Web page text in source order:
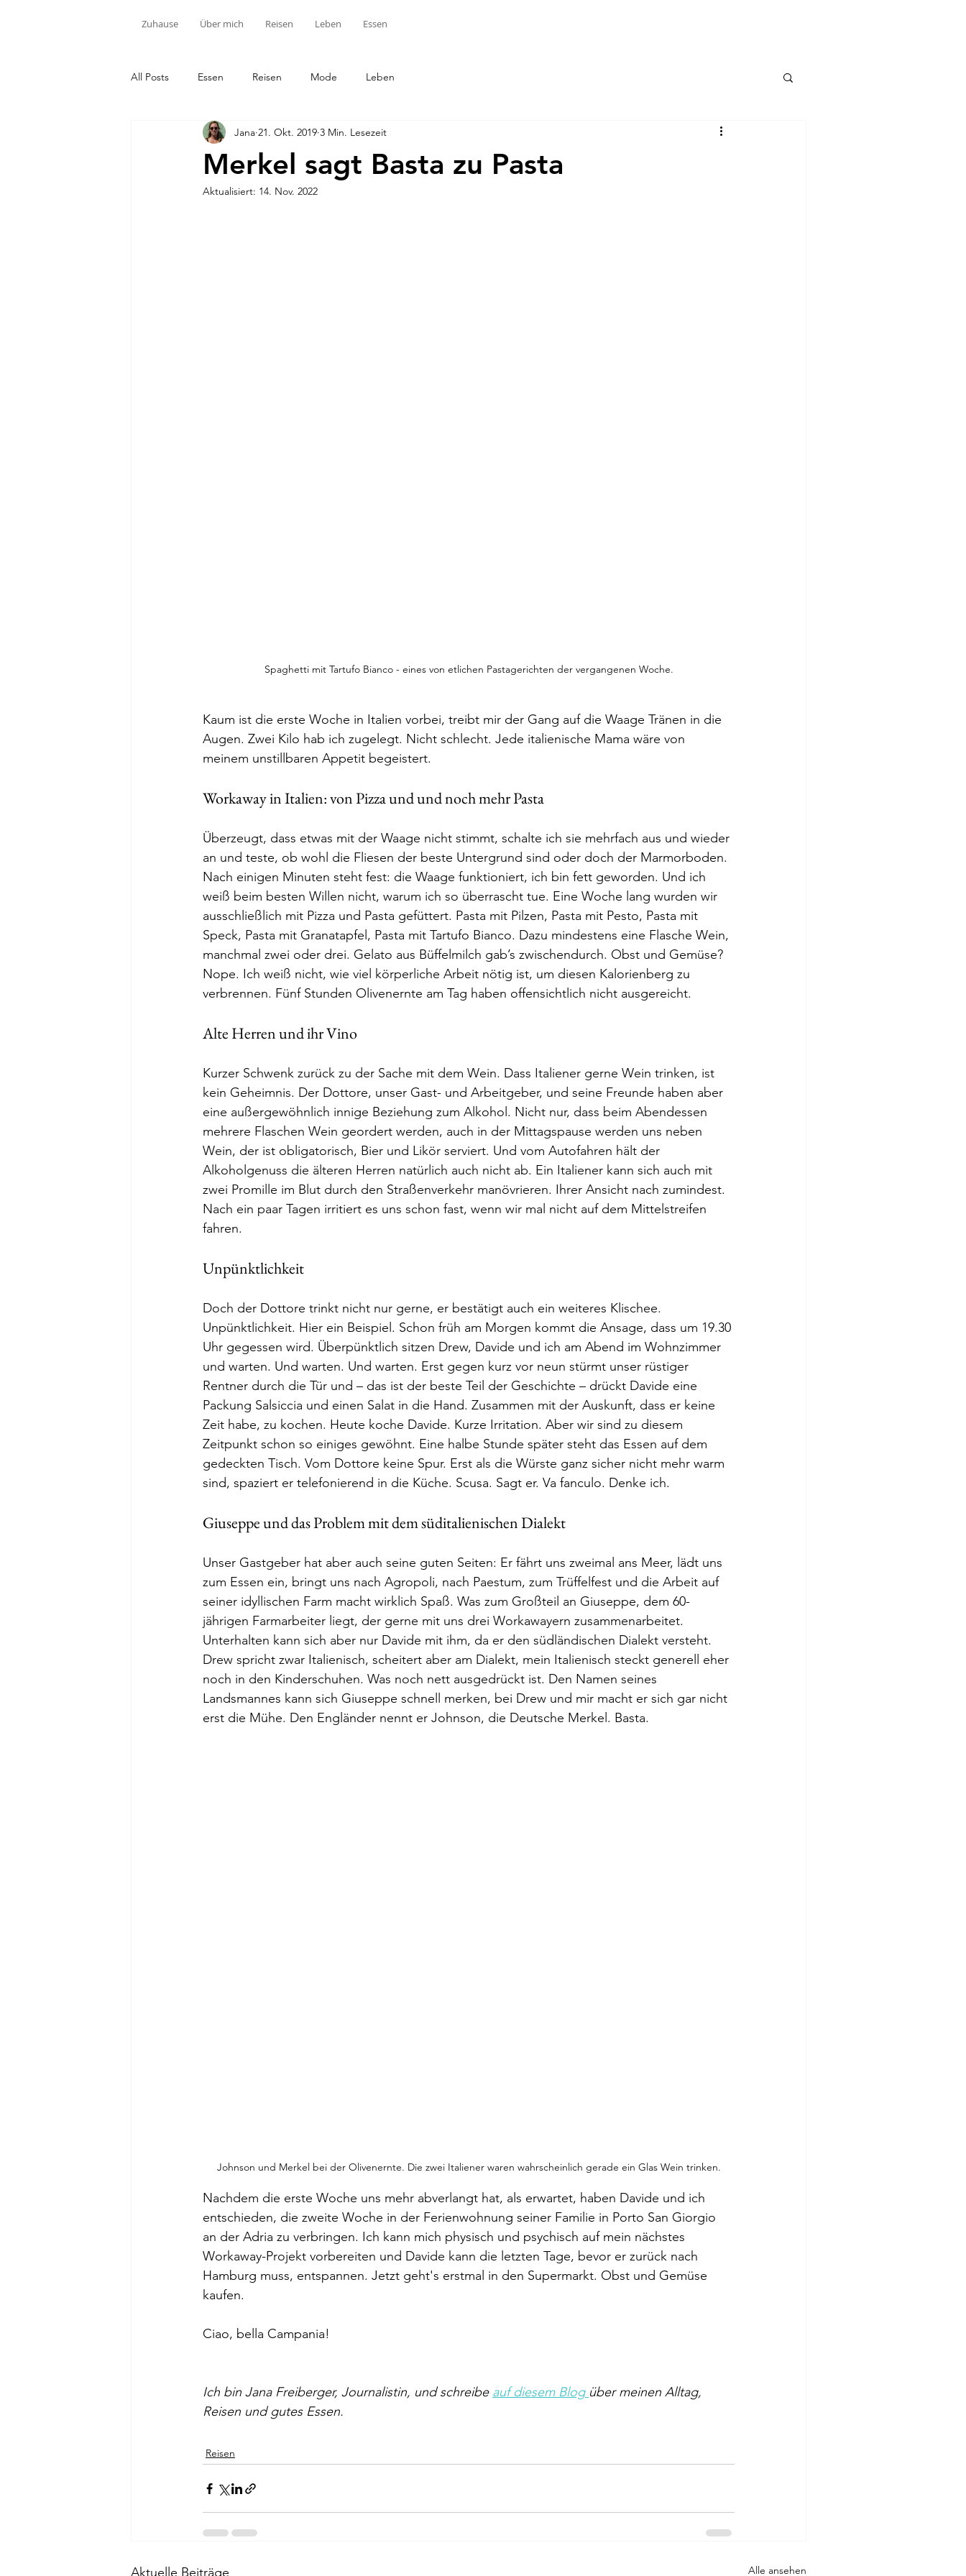
Zuhause Über mich Reisen Leben Essen
All Posts Essen Reisen Mode Leben
Merkel sagt Basta zu Pasta
Jana 21. Okt. 2019 3 Min. Lesezeit
Aktualisiert: 14. Nov. 2022
Spaghetti mit Tartufo Bianco - eines von etlichen Pastagerichten der vergangenen Woche.
Kaum ist die erste Woche in Italien vorbei, treibt mir der Gang auf die Waage Tränen in die
Augen. Zwei Kilo hab ich zugelegt. Nicht schlecht. Jede italienische Mama wäre von
meinem unstillbaren Appetit begeistert.
Workaway in Italien: von Pizza und und noch mehr Pasta
Überzeugt, dass etwas mit der Waage nicht stimmt, schalte ich sie mehrfach aus und wieder
an und teste, ob wohl die Fliesen der beste Untergrund sind oder doch der Marmorboden.
Nach einigen Minuten steht fest: die Waage funktioniert, ich bin fett geworden. Und ich
weiß beim besten Willen nicht, warum ich so überrascht tue. Eine Woche lang wurden wir
ausschließlich mit Pizza und Pasta gefüttert. Pasta mit Pilzen, Pasta mit Pesto, Pasta mit
Speck, Pasta mit Granatapfel, Pasta mit Tartufo Bianco. Dazu mindestens eine Flasche Wein,
manchmal zwei oder drei. Gelato aus Büffelmilch gab’s zwischendurch. Obst und Gemüse?
Nope. Ich weiß nicht, wie viel körperliche Arbeit nötig ist, um diesen Kalorienberg zu
verbrennen. Fünf Stunden Olivenernte am Tag haben offensichtlich nicht ausgereicht.
Alte Herren und ihr Vino
Kurzer Schwenk zurück zu der Sache mit dem Wein. Dass Italiener gerne Wein trinken, ist
kein Geheimnis. Der Dottore, unser Gast- und Arbeitgeber, und seine Freunde haben aber
eine außergewöhnlich innige Beziehung zum Alkohol. Nicht nur, dass beim Abendessen
mehrere Flaschen Wein geordert werden, auch in der Mittagspause werden uns neben
Wein, der ist obligatorisch, Bier und Likör serviert. Und vom Autofahren hält der
Alkoholgenuss die älteren Herren natürlich auch nicht ab. Ein Italiener kann sich auch mit
zwei Promille im Blut durch den Straßenverkehr manövrieren. Ihrer Ansicht nach zumindest.
Nach ein paar Tagen irritiert es uns schon fast, wenn wir mal nicht auf dem Mittelstreifen
fahren.
Unpünktlichkeit
Doch der Dottore trinkt nicht nur gerne, er bestätigt auch ein weiteres Klischee.
Unpünktlichkeit. Hier ein Beispiel. Schon früh am Morgen kommt die Ansage, dass um 19.30
Uhr gegessen wird. Überpünktlich sitzen Drew, Davide und ich am Abend im Wohnzimmer
und warten. Und warten. Und warten. Erst gegen kurz vor neun stürmt unser rüstiger
Rentner durch die Tür und – das ist der beste Teil der Geschichte – drückt Davide eine
Packung Salsiccia und einen Salat in die Hand. Zusammen mit der Auskunft, dass er keine
Zeit habe, zu kochen. Heute koche Davide. Kurze Irritation. Aber wir sind zu diesem
Zeitpunkt schon so einiges gewöhnt. Eine halbe Stunde später steht das Essen auf dem
gedeckten Tisch. Vom Dottore keine Spur. Erst als die Würste ganz sicher nicht mehr warm
sind, spaziert er telefonierend in die Küche. Scusa. Sagt er. Va fanculo. Denke ich.
Giuseppe und das Problem mit dem süditalienischen Dialekt
Unser Gastgeber hat aber auch seine guten Seiten: Er fährt uns zweimal ans Meer, lädt uns
zum Essen ein, bringt uns nach Agropoli, nach Paestum, zum Trüffelfest und die Arbeit auf
seiner idyllischen Farm macht wirklich Spaß. Was zum Großteil an Giuseppe, dem 60-
jährigen Farmarbeiter liegt, der gerne mit uns drei Workawayern zusammenarbeitet.
Unterhalten kann sich aber nur Davide mit ihm, da er den südländischen Dialekt versteht.
Drew spricht zwar Italienisch, scheitert aber am Dialekt, mein Italienisch steckt generell eher
noch in den Kinderschuhen. Was noch nett ausgedrückt ist. Den Namen seines
Landsmannes kann sich Giuseppe schnell merken, bei Drew und mir macht er sich gar nicht
erst die Mühe. Den Engländer nennt er Johnson, die Deutsche Merkel. Basta.
Johnson und Merkel bei der Olivenernte. Die zwei Italiener waren wahrscheinlich gerade ein Glas Wein trinken.
Nachdem die erste Woche uns mehr abverlangt hat, als erwartet, haben Davide und ich
entschieden, die zweite Woche in der Ferienwohnung seiner Familie in Porto San Giorgio
an der Adria zu verbringen. Ich kann mich physisch und psychisch auf mein nächstes
Workaway-Projekt vorbereiten und Davide kann die letzten Tage, bevor er zurück nach
Hamburg muss, entspannen. Jetzt geht's erstmal in den Supermarkt. Obst und Gemüse
kaufen.
Ciao, bella Campania!
Ich bin Jana Freiberger, Journalistin, und schreibe auf diesem Blog über meinen Alltag,
Reisen und gutes Essen.
Reisen
Aktuelle Beiträge Alle ansehen